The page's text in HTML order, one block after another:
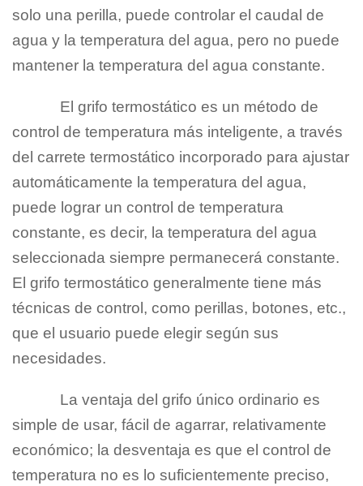
solo una perilla, puede controlar el caudal de
agua y la temperatura del agua, pero no puede
mantener la temperatura del agua constante.
El grifo termostático es un método de
control de temperatura más inteligente, a través
del carrete termostático incorporado para ajustar
automáticamente la temperatura del agua,
puede lograr un control de temperatura
constante, es decir, la temperatura del agua
seleccionada siempre permanecerá constante.
El grifo termostático generalmente tiene más
técnicas de control, como perillas, botones, etc.,
que el usuario puede elegir según sus
necesidades.
La ventaja del grifo único ordinario es
simple de usar, fácil de agarrar, relativamente
económico; la desventaja es que el control de
temperatura no es lo suficientemente preciso,